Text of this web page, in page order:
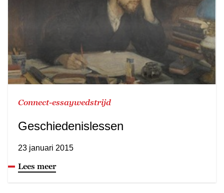
Connect-essaywedstrijd
Geschiedenislessen
23 januari 2015
Lees meer